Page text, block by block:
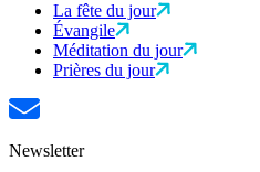
La fête du jour
Évangile
Méditation du jour
Prières du jour
Newsletter